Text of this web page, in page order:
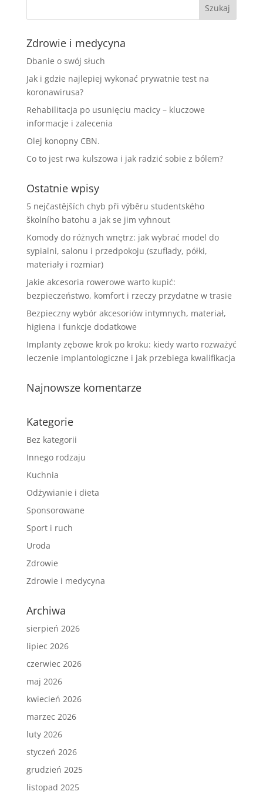
Zdrowie i medycyna
Dbanie o swój słuch
Jak i gdzie najlepiej wykonać prywatnie test na
koronawirusa?
Rehabilitacja po usunięciu macicy – kluczowe
informacje i zalecenia
Olej konopny CBN.
Co to jest rwa kulszowa i jak radzić sobie z bólem?
Ostatnie wpisy
5 nejčastějších chyb při výběru studentského
školního batohu a jak se jim vyhnout
Komody do różnych wnętrz: jak wybrać model do
sypialni, salonu i przedpokoju (szuflady, półki,
materiały i rozmiar)
Jakie akcesoria rowerowe warto kupić:
bezpieczeństwo, komfort i rzeczy przydatne w trasie
Bezpieczny wybór akcesoriów intymnych, materiał,
higiena i funkcje dodatkowe
Implanty zębowe krok po kroku: kiedy warto rozważyć
leczenie implantologiczne i jak przebiega kwalifikacja
Najnowsze komentarze
Kategorie
Bez kategorii
Innego rodzaju
Kuchnia
Odżywianie i dieta
Sponsorowane
Sport i ruch
Uroda
Zdrowie
Zdrowie i medycyna
Archiwa
sierpień 2026
lipiec 2026
czerwiec 2026
maj 2026
kwiecień 2026
marzec 2026
luty 2026
styczeń 2026
grudzień 2025
listopad 2025